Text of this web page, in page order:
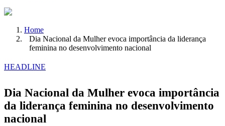
Home
Dia Nacional da Mulher evoca importância da liderança
feminina no desenvolvimento nacional
HEADLINE
Dia Nacional da Mulher evoca importância
da liderança feminina no desenvolvimento
nacional